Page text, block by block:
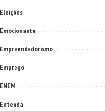
Eleições
Emocionante
Empreendedorismo
Emprego
ENEM
Entenda